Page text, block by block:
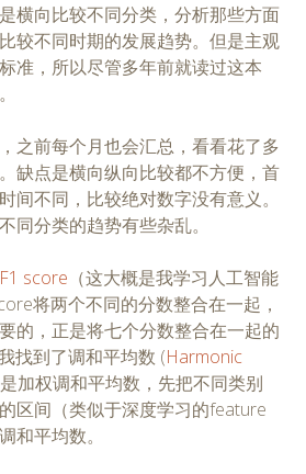
横向比较不同分类，分析那些方面
较不同时期的发展趋势。但是主观
准，所以尽管多年前就读过这本
之前每个月也会汇总，看看花了多
缺点是横向纵向比较都不方便，首
间不同，比较绝对数字没有意义。
同分类的趋势有些杂乱。
F1 score （这大概是我学习人工智能
将两个不同的分数整合在一起，
的，正是将七个分数整合在一起的
找到了调和平均数 (Harmonic
加权调和平均数，先把不同类别
区间（类似于深度学习的feature
和平均数。